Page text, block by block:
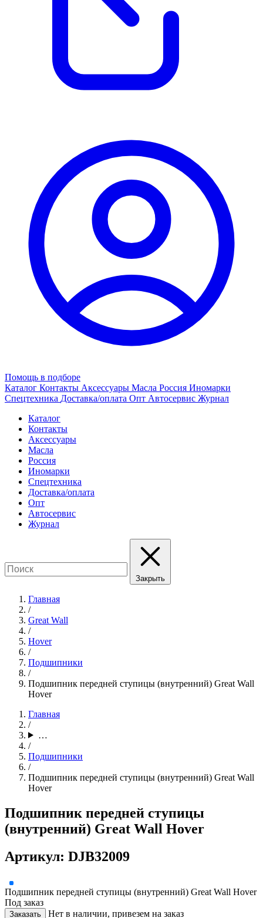
Помощь в подборе
Каталог Контакты Аксессуары Масла Россия Иномарки
Спецтехника Доставка/оплата Опт Автосервис Журнал
Каталог
Контакты
Аксессуары
Масла
Россия
Иномарки
Спецтехника
Доставка/оплата
Опт
Автосервис
Журнал
Закрыть
Главная
/
Great Wall
/
Hover
/
Подшипники
/
Подшипник передней ступицы (внутренний) Great Wall
Hover
Главная
/
…
/
Подшипники
/
Подшипник передней ступицы (внутренний) Great Wall
Hover
Подшипник передней ступицы
(внутренний) Great Wall Hover
Артикул: DJB32009
Подшипник передней ступицы (внутренний) Great Wall Hover
Под заказ
Заказать Нет в наличии, привезем на заказ